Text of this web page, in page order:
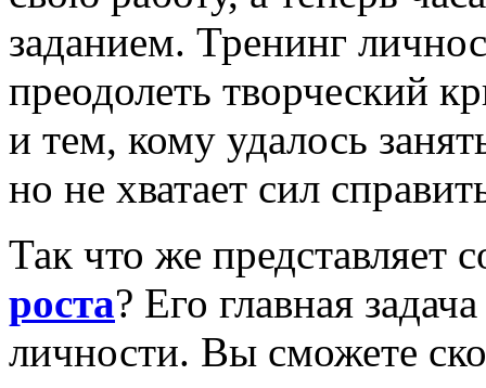
заданием. Тренинг
преодолеть творческий
и тем, кому удалось
но не хватает сил
Так что же представляет
роста? Его главная
личности. Вы сможете